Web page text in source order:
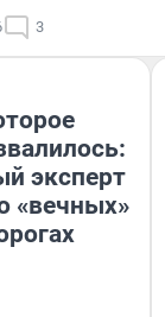
3
эксперт
«вечных»